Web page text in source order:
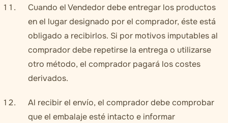
Cuando el Vendedor debe entregar los productos
en el lugar designado por el comprador, éste está
obligado a recibirlos. Si por motivos imputables al
comprador debe repetirse la entrega o utilizarse
otro método, el comprador pagará los costes
derivados.
Al recibir el envío, el comprador debe comprobar
que el embalaje esté intacto e informar